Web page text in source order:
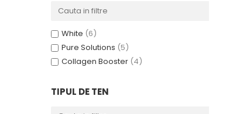
Skin Comfort - Ten Sensibil
The Basics - Rutina Simpla
Sun Defense - Protectie Solara
White (6)
Pure Solutions (5)
Collagen Booster (4)
Skin Comfort
TIPUL DE TEN